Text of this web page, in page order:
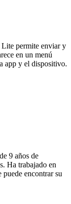
Lite permite enviar y
en un menú
app y el dispositivo.
9 años de
Ha trabajado en
encontrar su